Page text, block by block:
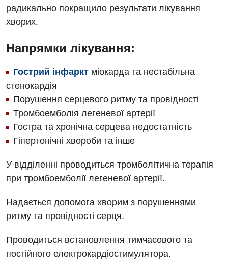
радикально покращило результати лікування
хворих.
Напрямки лікування:
Гострий інфаркт міокарда та нестабільна
стенокардія
Порушення серцевого ритму та провідності
Тромбоемболія легеневої артерії
Гостра та хронічна серцева недостатність
Гіпертонічні хвороби та інше
У відділенні проводиться тромболітична терапія
при тромбоемболії легеневої артерії.
Надається допомога хворим з порушеннями
ритму та провідності серця.
Проводиться встановлення тимчасового та
постійного електрокардіостимулятора.